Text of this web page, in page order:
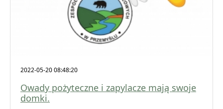
2022-05-20 08:48:20
Owady pożyteczne i zapylacze mają swoje
domki.